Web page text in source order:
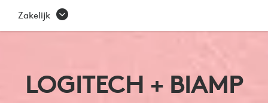
BIAMP
Zakelijk
LOGITECH + BIAMP